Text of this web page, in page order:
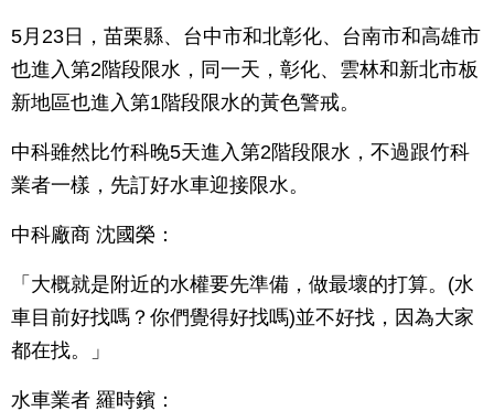
5月23日，苗栗縣、台中市和北彰化、台南市和高雄市
也進入第2階段限水，同一天，彰化、雲林和新北市板
新地區也進入第1階段限水的黃色警戒。
中科雖然比竹科晚5天進入第2階段限水，不過跟竹科
業者一樣，先訂好水車迎接限水。
中科廠商 沈國榮：
「大概就是附近的水權要先準備，做最壞的打算。(水
車目前好找嗎？你們覺得好找嗎)並不好找，因為大家
都在找。」
水車業者 羅時鑌：